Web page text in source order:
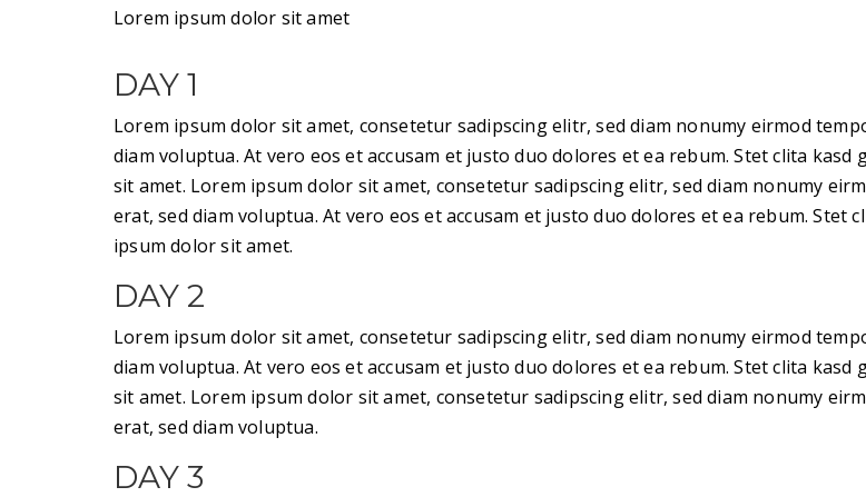
Lorem ipsum dolor sit amet
DAY 1
Lorem ipsum dolor sit amet, consetetur sadipscing elitr, sed diam nonumy eirmod
diam voluptua. At vero eos et accusam et justo duo dolores et ea rebum. Stet clita
sit amet. Lorem ipsum dolor sit amet, consetetur sadipscing elitr, sed diam nonumy
erat, sed diam voluptua. At vero eos et accusam et justo duo dolores et ea rebum. Stet
ipsum dolor sit amet.
DAY 2
Lorem ipsum dolor sit amet, consetetur sadipscing elitr, sed diam nonumy eirmod
diam voluptua. At vero eos et accusam et justo duo dolores et ea rebum. Stet clita
sit amet. Lorem ipsum dolor sit amet, consetetur sadipscing elitr, sed diam nonumy
erat, sed diam voluptua.
DAY 3